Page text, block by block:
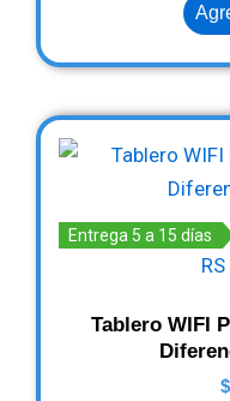
Entrega 5 a 15 días
Tablero WIFI
$